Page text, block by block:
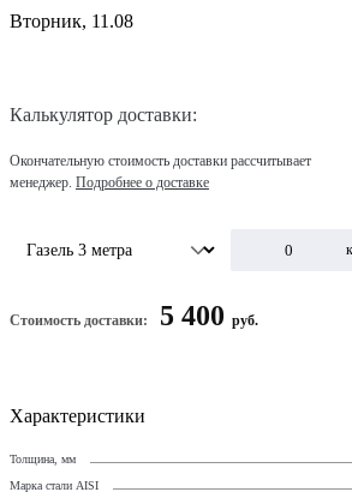
Вторник, 11.08
Калькулятор доставки:
Окончательную стоимость доставки рассчитывает
менеджер. Подробнее о доставке
Стоимость доставки: 5 400 руб.
Характеристики
Толщина, мм
Марка стали AISI